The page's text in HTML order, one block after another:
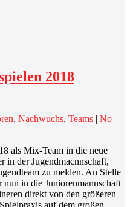
2018
, Nachwuchs, Teams | No
als Mix-Team in die neue
in der Jugendmacnnschaft,
zu melden. An Stelle
nun in die Juniorenmannschaft
direkt von den größeren